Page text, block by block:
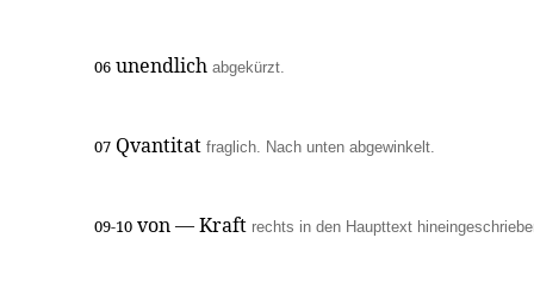
06 unendlich abgekürzt.
07 Qvantitat fraglich. Nach unten abgewinkelt.
09-10 von — Kraft rechts in den Haupttext